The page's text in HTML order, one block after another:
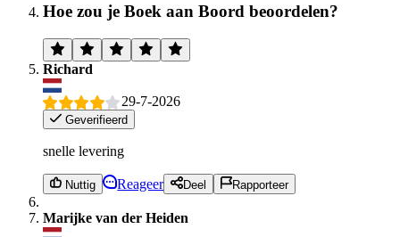
Hoe zou je Boek aan Boord beoordelen?
Richard
29-7-2026
Geverifieerd
snelle levering
Nuttig Reageer Deel Rapporteer
Marijke van der Heiden